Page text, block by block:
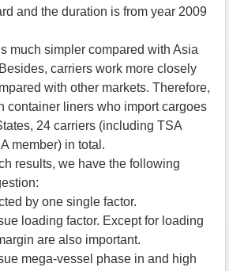
and the duration is from year 2009
much simpler compared with Asia
carriers work more closely
with other markets. Therefore,
container liners who import cargoes
24 carriers (including TSA
member) in total.
results, we have the following
by one single factor.
loading factor. Except for loading
are also important.
mega-vessel phase in and high